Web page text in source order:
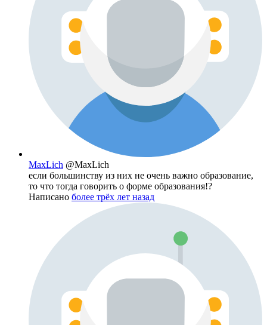
MaxLich @MaxLich
если большинству из них не очень важно образование,
то что тогда говорить о форме образования!?
Написано более трёх лет назад